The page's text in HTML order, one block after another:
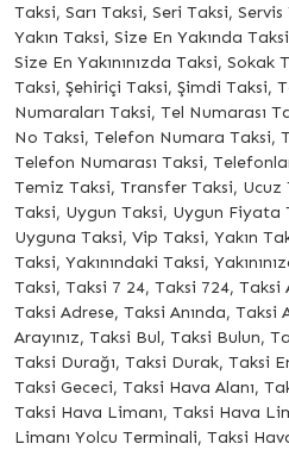
Taksi, Sarı Taksi, Seri Taksi,
Yakın Taksi, Size En Yakında
Size En Yakınınızda Taksi,
Taksi, Şehiriçi Taksi, Şimdi Taksi,
Numaraları Taksi, Tel Numarası
No Taksi, Telefon Numara Taksi,
Telefon Numarası Taksi,
Temiz Taksi, Transfer Taksi, Ucuz
Taksi, Uygun Taksi, Uygun Fiyata
Uyguna Taksi, Vip Taksi, Yakın
Taksi, Yakınındaki Taksi,
Taksi, Taksi 7 24, Taksi 724, Taksi
Taksi Adrese, Taksi Anında, Taksi
Arayınız, Taksi Bul, Taksi Bulun,
Taksi Durağı, Taksi Durak, Taksi
Taksi Gececi, Taksi Hava Alanı,
Taksi Hava Limanı, Taksi Hava
Limanı Yolcu Terminali, Taksi